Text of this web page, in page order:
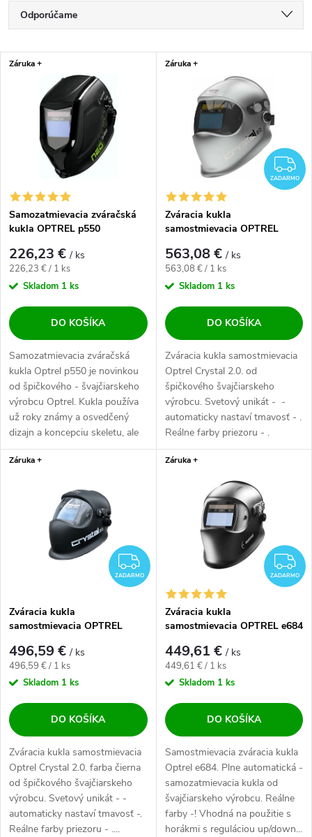
Radenie produktov
Odporúčame
Najdrahšie
Najpredávanejšie
Abecedne
Výpis produktov
Záruka +
Samozatmievacia zváračská
kukla OPTREL p550
226,23 €/ ks
Jednotková cena:
226,23 € / 1 ks
Skladom 1 ks
DO KOŠÍKA
Samozatmievacia zváračská
kukla Optrel p550 je novinkou
od špičkového - švajčiarskeho
výrobcu Optrel. Kukla používa
už roky známy a osvedčený
dizajn a koncepciu skeletu, ale
má...
Záruka +
ZADARMO
Zváracia kukla
samostmievacia OPTREL
563,08 €/ ks
Jednotková cena:
563,08 € / 1 ks
Skladom 1 ks
DO KOŠÍKA
Zváracia kukla samostmievacia
Optrel Crystal 2.0. od
špičkového švajčiarskeho
výrobcu. Svetový unikát - -
automaticky nastaví tmavosť - .
Reálne farby priezoru - .
Vhodná pre...
Záruka +
ZADARMO
ZADARMO
Zváracia kukla
samostmievacia OPTREL
496,59 €/ ks
Jednotková cena:
496,59 € / 1 ks
Skladom 1 ks
DO KOŠÍKA
Zváracia kukla samostmievacia
Optrel Crystal 2.0. farba čierna
od špičkového švajčiarskeho
výrobcu. Svetový unikát - -
automaticky nastaví tmavosť -.
Reálne farby priezoru - ....
Záruka +
ZADARMO
Zváracia kukla
samostmievacia OPTREL e684
449,61 €/ ks
Jednotková cena:
449,61 € / 1 ks
Skladom 1 ks
DO KOŠÍKA
Samostmievacia zváracia kukla
Optrel e684. Plne automatická -
samozatmievacia kukla od
švajčiarskeho výrobcu. Reálne
farby -! Vhodná na použitie s
horákmi s reguláciou up/down...